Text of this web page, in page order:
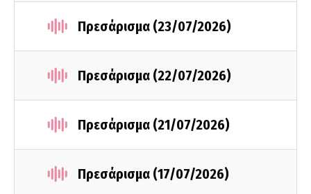
Πρεσάρισμα (23/07/2026)
Πρεσάρισμα (22/07/2026)
Πρεσάρισμα (21/07/2026)
Πρεσάρισμα (17/07/2026)